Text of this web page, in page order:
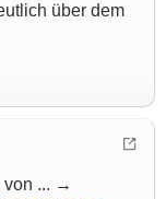
über dem
von ... →